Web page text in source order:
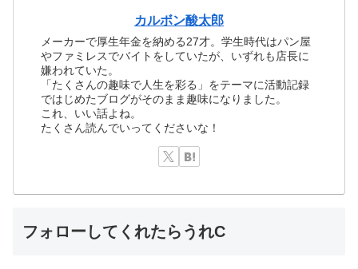
カルボン酸太郎
メーカーで厚生年金を納める27才。学生時代はパン屋
やファミレスでバイトをしていたが、いずれも店長に
嫌われていた。
「たくさんの趣味で人生を彩る」をテーマに活動記録
ではじめたブログがそのまま趣味になりました。
これ、いい話よね。
たくさん読んでいってくださいな！
フォローしてくれたらうれC